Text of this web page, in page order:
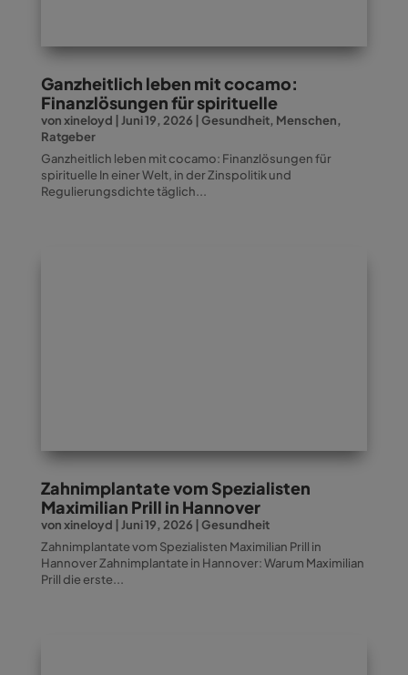
Ganzheitlich leben mit cocamo:
Finanzlösungen für spirituelle
vonxineloyd Juni 19, 2026 Gesundheit, Menschen,
Ratgeber
Ganzheitlich leben mit cocamo: Finanzlösungen für
spirituelle In einer Welt, in der Zinspolitik und
Regulierungsdichte täglich...
Zahnimplantate vom Spezialisten
Maximilian Prill in Hannover
vonxineloyd Juni 19, 2026
Gesundheit
Zahnimplantate vom Spezialisten Maximilian Prill in
Hannover Zahnimplantate in Hannover: Warum Maximilian
Prill die erste...